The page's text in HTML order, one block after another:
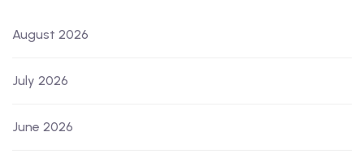
August 2026
July 2026
June 2026